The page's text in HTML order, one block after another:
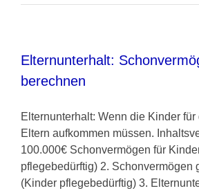
Elternunterhalt:
berechnen
Elternunterhalt: Wenn die Kinder
Eltern aufkommen müssen.
100.000€ Schonvermögen für
pflegebedürftig) 2. Schonvermögen
(Kinder pflegebedürftig) 3.